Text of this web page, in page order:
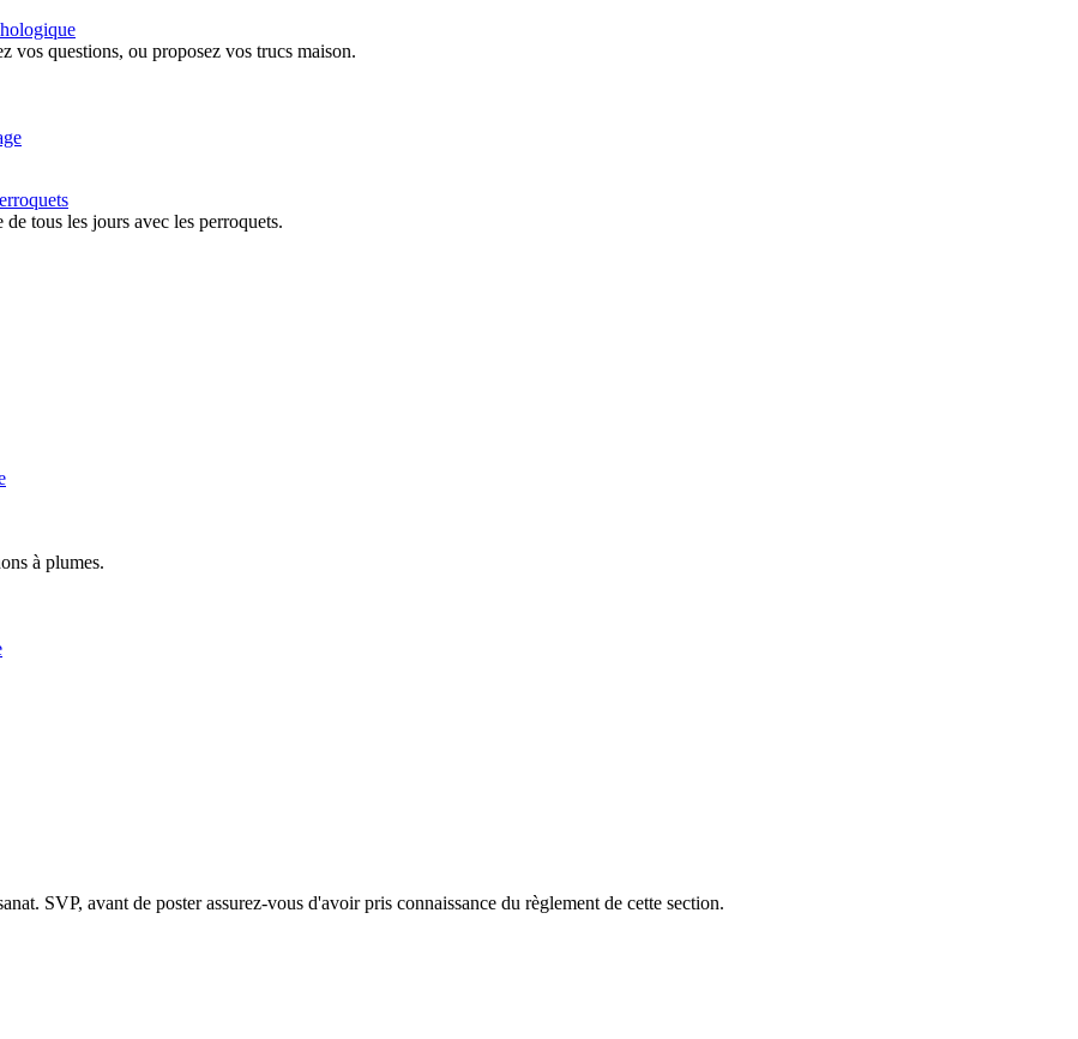
vos questions, ou proposez vos trucs maison.
tous les jours avec les perroquets.
à plumes.
SVP, avant de poster assurez-vous d'avoir pris connaissance du règlement de cette section.